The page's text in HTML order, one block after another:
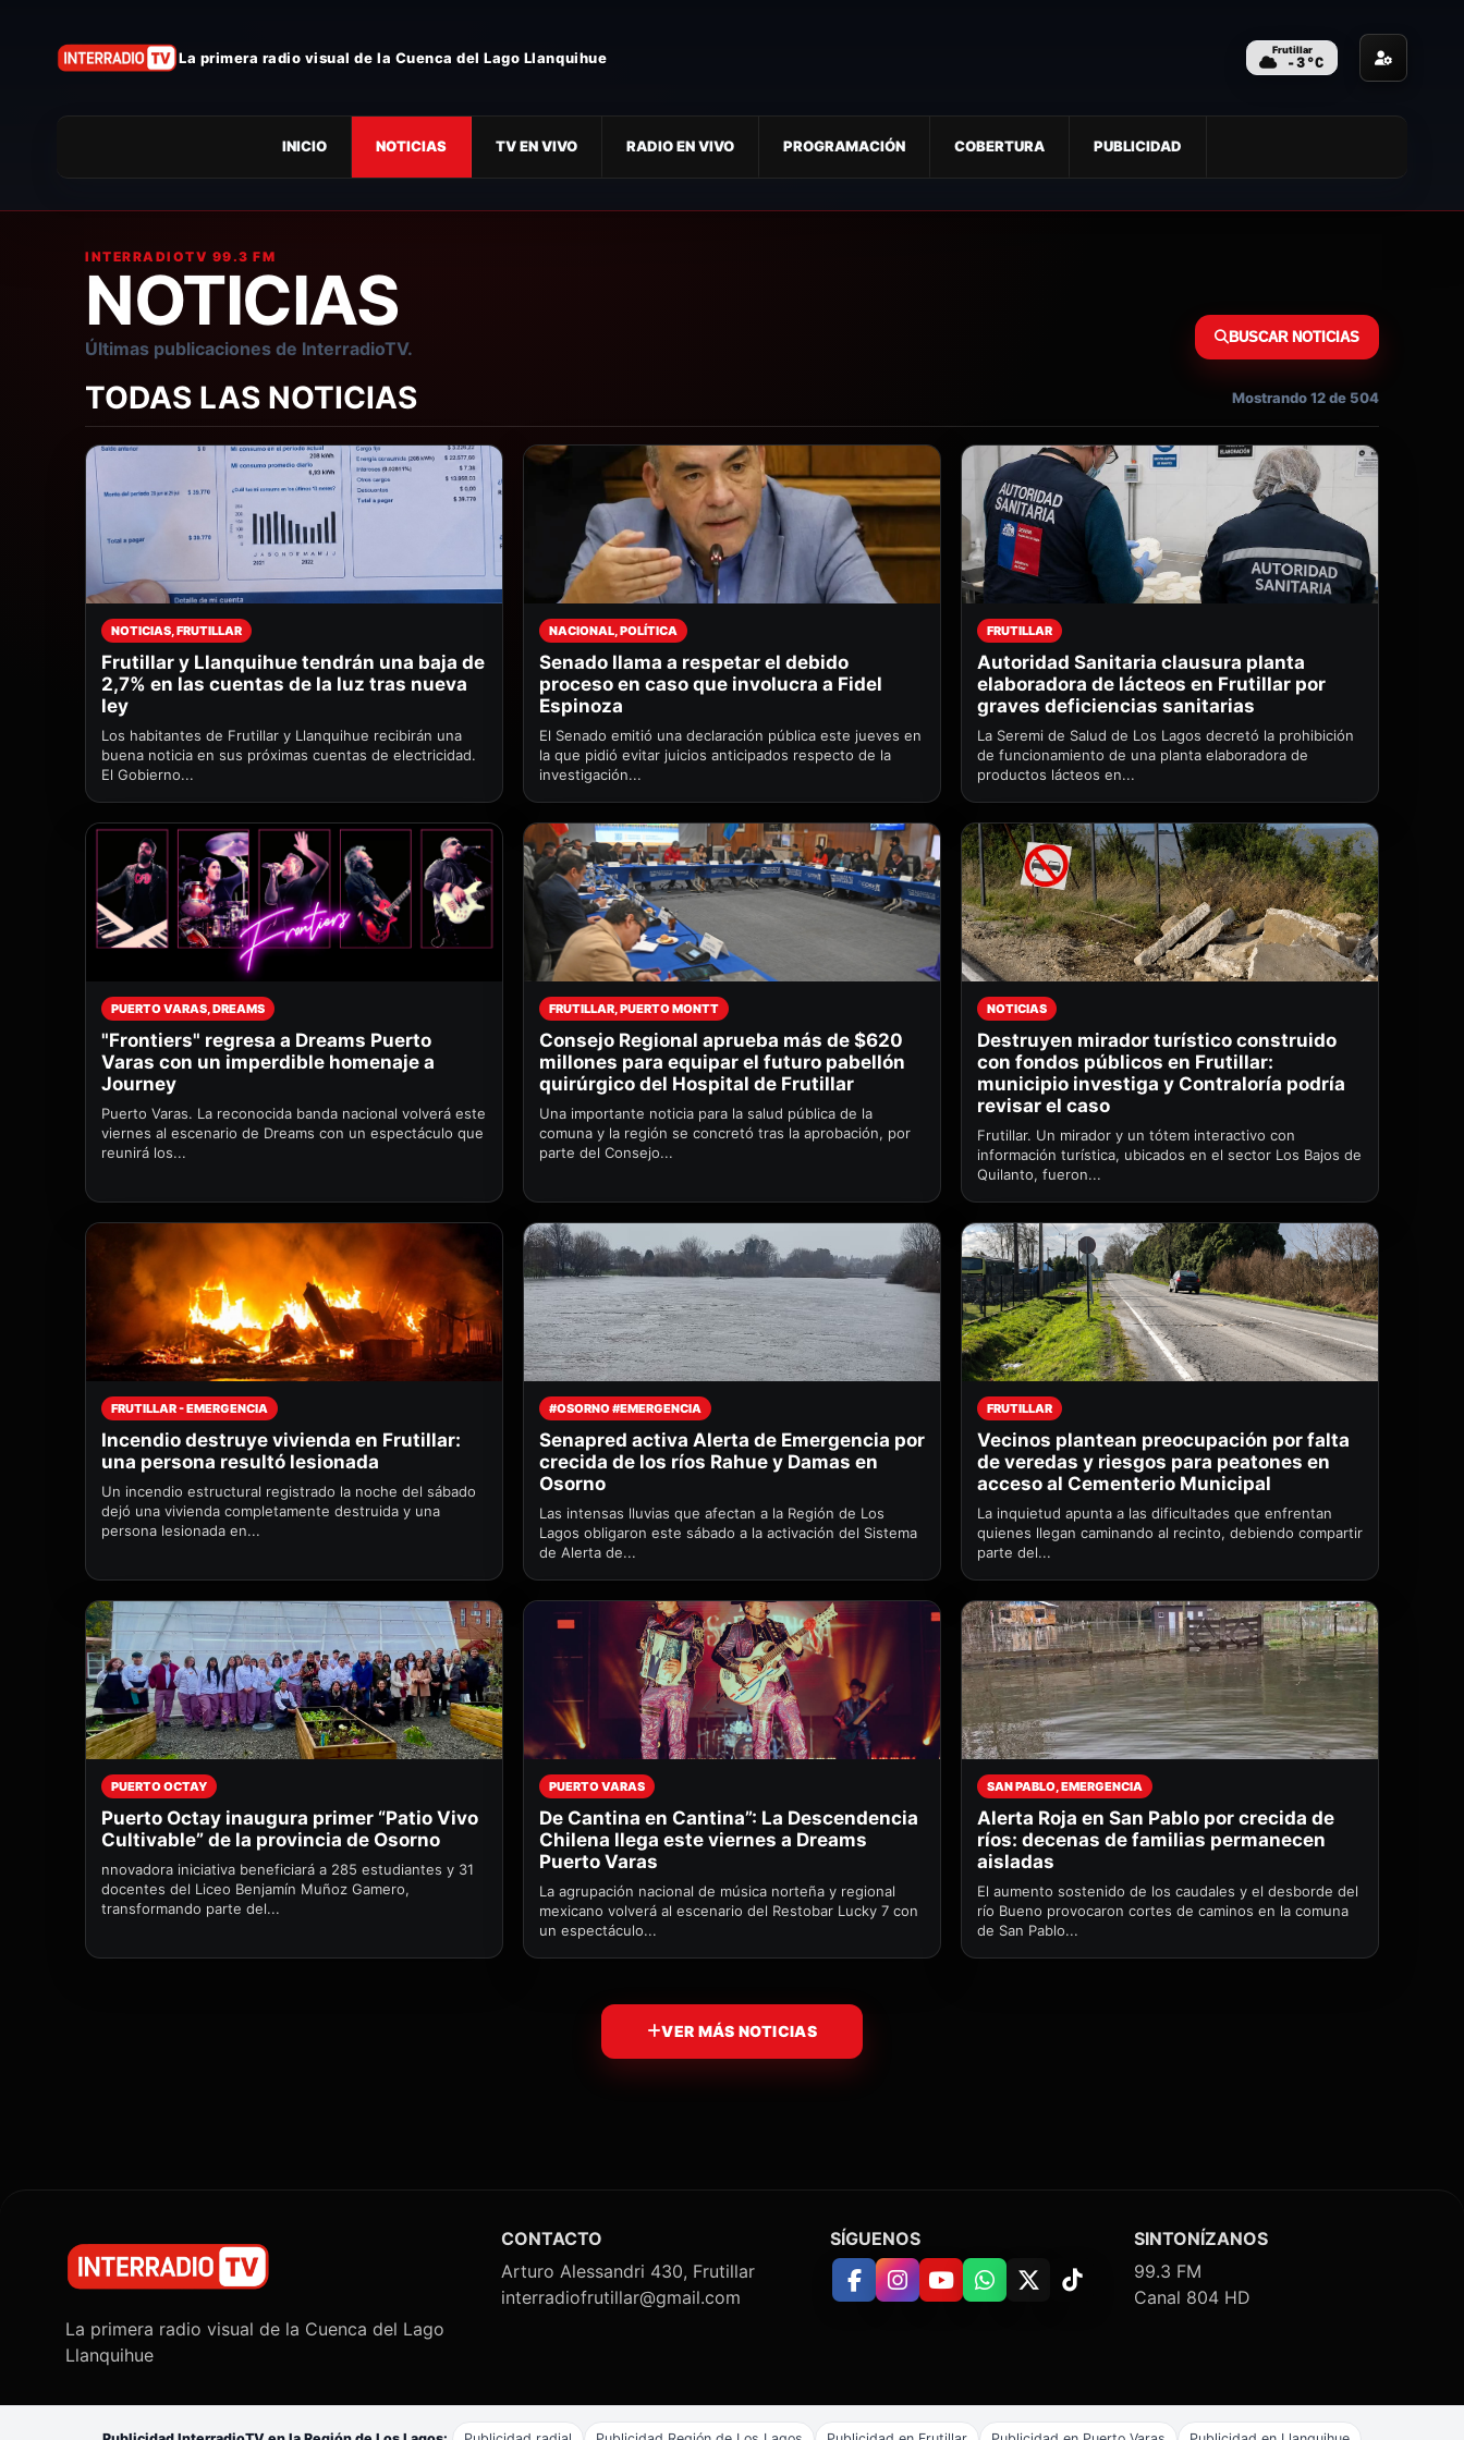
La primera radio visual de la Cuenca del Lago Llanquihue Frutillar
-3 °C
INICIO NOTICIAS TV EN VIVO RADIO EN VIVO PROGRAMACIÓN COBERTURA PUBLICIDAD
INTERRADIOTV 99.3 FM
NOTICIAS
Últimas publicaciones de InterradioTV.
BUSCAR NOTICIAS
TODAS LAS NOTICIAS Mostrando 12 de 504
NOTICIAS, FRUTILLAR
Frutillar y Llanquihue tendrán una baja de
2,7% en las cuentas de la luz tras nueva
ley
Los habitantes de Frutillar y Llanquihue recibirán una
buena noticia en sus próximas cuentas de electricidad.
El Gobierno...
NACIONAL, POLÍTICA
Senado llama a respetar el debido
proceso en caso que involucra a Fidel
Espinoza
El Senado emitió una declaración pública este jueves en
la que pidió evitar juicios anticipados respecto de la
investigación...
FRUTILLAR
Autoridad Sanitaria clausura planta
elaboradora de lácteos en Frutillar por
graves deficiencias sanitarias
La Seremi de Salud de Los Lagos decretó la prohibición
de funcionamiento de una planta elaboradora de
productos lácteos en...
PUERTO VARAS, DREAMS
"Frontiers" regresa a Dreams Puerto
Varas con un imperdible homenaje a
Journey
Puerto Varas. La reconocida banda nacional volverá este
viernes al escenario de Dreams con un espectáculo que
reunirá los...
FRUTILLAR, PUERTO MONTT
Consejo Regional aprueba más de $620
millones para equipar el futuro pabellón
quirúrgico del Hospital de Frutillar
Una importante noticia para la salud pública de la
comuna y la región se concretó tras la aprobación, por
parte del Consejo...
NOTICIAS
Destruyen mirador turístico construido
con fondos públicos en Frutillar:
municipio investiga y Contraloría podría
revisar el caso
Frutillar. Un mirador y un tótem interactivo con
información turística, ubicados en el sector Los Bajos de
Quilanto, fueron...
FRUTILLAR - EMERGENCIA
Incendio destruye vivienda en Frutillar:
una persona resultó lesionada
Un incendio estructural registrado la noche del sábado
dejó una vivienda completamente destruida y una
persona lesionada en...
#OSORNO #EMERGENCIA
Senapred activa Alerta de Emergencia por
crecida de los ríos Rahue y Damas en
Osorno
Las intensas lluvias que afectan a la Región de Los
Lagos obligaron este sábado a la activación del Sistema
de Alerta de...
FRUTILLAR
Vecinos plantean preocupación por falta
de veredas y riesgos para peatones en
acceso al Cementerio Municipal
La inquietud apunta a las dificultades que enfrentan
quienes llegan caminando al recinto, debiendo compartir
parte del...
PUERTO OCTAY
Puerto Octay inaugura primer “Patio Vivo
Cultivable” de la provincia de Osorno
nnovadora iniciativa beneficiará a 285 estudiantes y 31
docentes del Liceo Benjamín Muñoz Gamero,
transformando parte del...
PUERTO VARAS
De Cantina en Cantina”: La Descendencia
Chilena llega este viernes a Dreams
Puerto Varas
La agrupación nacional de música norteña y regional
mexicano volverá al escenario del Restobar Lucky 7 con
un espectáculo...
SAN PABLO, EMERGENCIA
Alerta Roja en San Pablo por crecida de
ríos: decenas de familias permanecen
aisladas
El aumento sostenido de los caudales y el desborde del
río Bueno provocaron cortes de caminos en la comuna
de San Pablo...
VER MÁS NOTICIAS
La primera radio visual de la Cuenca del Lago
Llanquihue
CONTACTO
Arturo Alessandri 430, Frutillar
interradiofrutillar@gmail.com
SÍGUENOS
SINTONÍZANOS
99.3 FM
Canal 804 HD